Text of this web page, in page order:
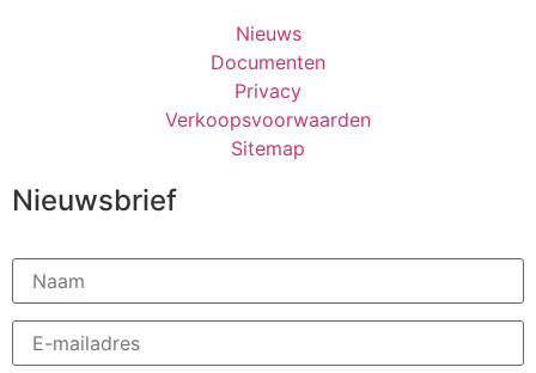
Nieuws
Documenten
Privacy
Verkoopsvoorwaarden
Sitemap
Nieuwsbrief